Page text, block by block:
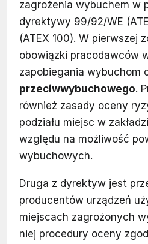
zagrożenia wybuchem w
dyrektywy 99/92/WE
(ATEX 100). W pierwszej
obowiązki pracodawców
zapobiegania wybuchom
przeciwwybuchowego.
również zasady oceny
podziału miejsc w
względu na możliwość
wybuchowych.
Druga z dyrektyw jest
producentów urządzeń
miejscach zagrożonych
niej procedury oceny